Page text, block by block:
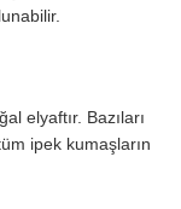
elyaftır. Bazıları
ipek kumaşların